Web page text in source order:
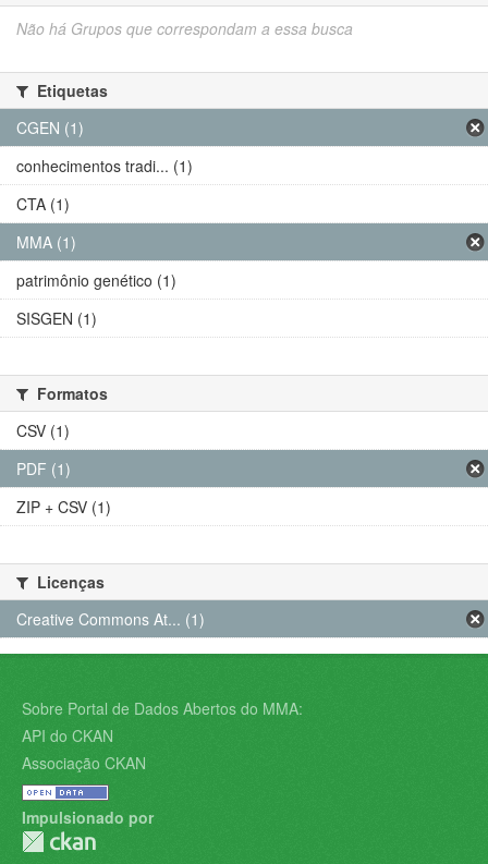
Não há Grupos que correspondam a essa busca
Etiquetas
CGEN (1)
conhecimentos tradi... (1)
CTA (1)
MMA (1)
patrimônio genético (1)
SISGEN (1)
Formatos
CSV (1)
PDF (1)
ZIP + CSV (1)
Licenças
Creative Commons At... (1)
Sobre Portal de Dados Abertos do MMA:
API do CKAN
Associação CKAN
Impulsionado por